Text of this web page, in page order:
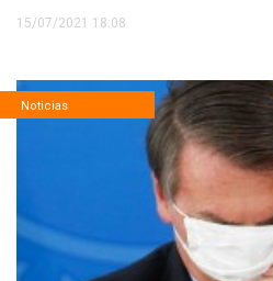
15/07/2021 18:08
Noticias